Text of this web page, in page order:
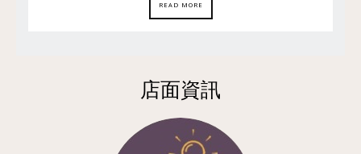
READ MORE
店面資訊